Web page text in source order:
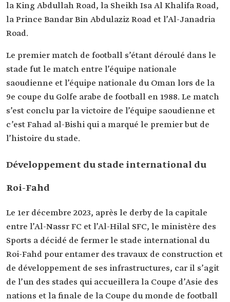
la King Abdullah Road, la Sheikh Isa Al Khalifa Road,
la Prince Bandar Bin Abdulaziz Road et l’Al-Janadria
Road.
Le premier match de football s’étant déroulé dans le
stade fut le match entre l’équipe nationale
saoudienne et l’équipe nationale du Oman lors de la
9e coupe du Golfe arabe de football en 1988. Le match
s’est conclu par la victoire de l’équipe saoudienne et
c’est Fahad al-Bishi qui a marqué le premier but de
l’histoire du stade.
Développement du stade international du
Roi-Fahd
Le 1er décembre 2023, après le derby de la capitale
entre l’Al-Nassr FC et l’Al-Hilal SFC, le ministère des
Sports a décidé de fermer le stade international du
Roi-Fahd pour entamer des travaux de construction et
de développement de ses infrastructures, car il s’agit
de l’un des stades qui accueillera la Coupe d’Asie des
nations et la finale de la Coupe du monde de football